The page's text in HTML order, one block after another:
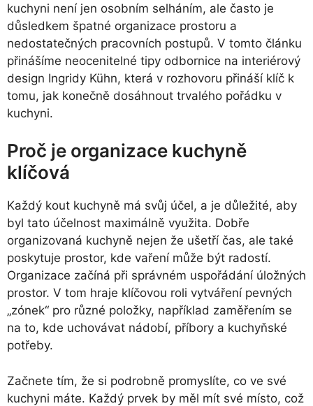
kuchyni není jen osobním selháním, ale často je
důsledkem špatné organizace prostoru a
nedostatečných pracovních postupů. V tomto článku
přinášíme neocenitelné tipy odbornice na interiérový
design Ingridy Kühn, která v rozhovoru přináší klíč k
tomu, jak konečně dosáhnout trvalého pořádku v
kuchyni.
Proč je organizace kuchyně
klíčová
Každý kout kuchyně má svůj účel, a je důležité, aby
byl tato účelnost maximálně využita. Dobře
organizovaná kuchyně nejen že ušetří čas, ale také
poskytuje prostor, kde vaření může být radostí.
Organizace začíná při správném uspořádání úložných
prostor. V tom hraje klíčovou roli vytváření pevných
„zónek“ pro různé položky, například zaměřením se
na to, kde uchovávat nádobí, příbory a kuchyňské
potřeby.
Začnete tím, že si podrobně promyslíte, co ve své
kuchyni máte. Každý prvek by měl mít své místo, což